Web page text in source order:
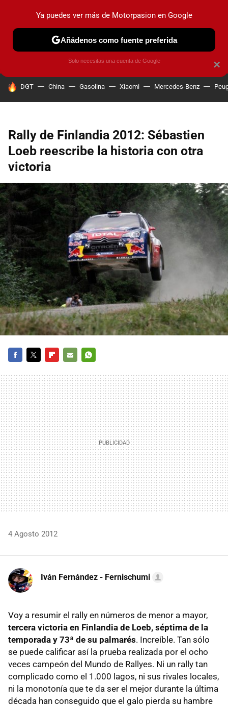
PRUEBAS COCHES ELÉCTRICOS OBSERVATORIO
HOY SE HABLA DE
DGT China Gasolina Xiaomi Mercedes-Benz
Rally de Finlandia 2012: Sébastien
Loeb reescribe la historia con otra
victoria
MAIL
4 Agosto 2012
Iván Fernández - Fernischumi
Voy a resumir el rally en números de menor a mayor,
tercera victoria en Finlandia de Loeb, séptima de la
temporada y 73ª de su palmarés. Increíble. Tan sólo
se puede calificar así la prueba realizada por el ocho
veces campeón del Mundo de Rallyes. Ni un rally tan
complicado como el 1.000 lagos, ni sus rivales locales,
ni la monotonía que te da ser el mejor durante la última
década han conseguido que el galo pierda su hambre
×
Ya puedes ver más de Motorpasion en Google
Añádenos como fuente preferida
Solo necesitas una cuenta de Google